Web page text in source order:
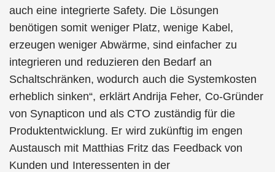
auch eine integrierte Safety. Die Lösungen
benötigen somit weniger Platz, wenige Kabel,
erzeugen weniger Abwärme, sind einfacher zu
integrieren und reduzieren den Bedarf an
Schaltschränken, wodurch auch die Systemkosten
erheblich sinken“, erklärt Andrija Feher, Co-Gründer
von Synapticon und als CTO zuständig für die
Produktentwicklung. Er wird zukünftig im engen
Austausch mit Matthias Fritz das Feedback von
Kunden und Interessenten in der